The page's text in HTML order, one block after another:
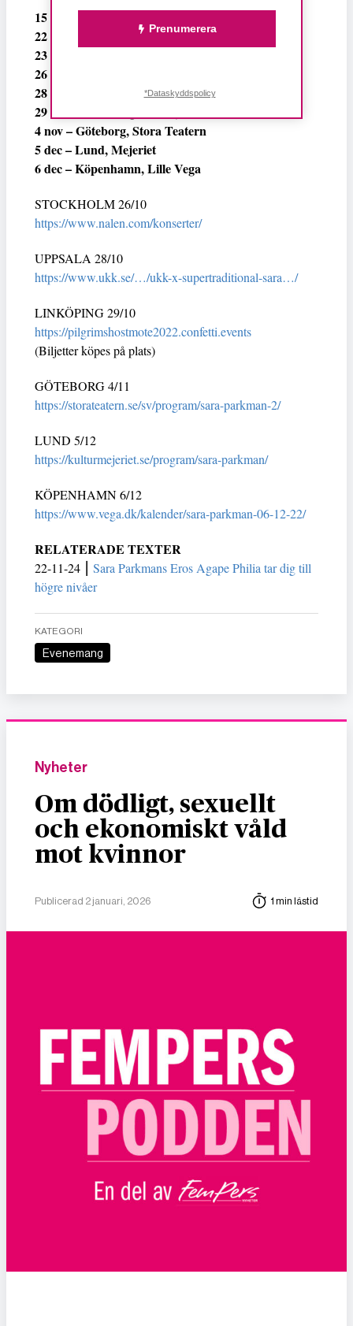
15 okt – Malmö, Malmö Live
22 okt – Ljusdal, Röda Kvarn
23 okt – Svanö, Folkets Hus
26 okt – Stockholm, Nalen
28 okt – Uppsala, UKK
29 okt – Linköping, Domkyrkan (solo)
4 nov – Göteborg, Stora Teatern
5 dec – Lund, Mejeriet
6 dec – Köpenhamn, Lille Vega
STOCKHOLM 26/10
https://www.nalen.com/konserter/
UPPSALA 28/10
https://www.ukk.se/…/ukk-x-supertraditional-sara…/
LINKÖPING 29/10
https://pilgrimshostmote2022.confetti.events
(Biljetter köpes på plats)
GÖTEBORG 4/11
https://storateatern.se/sv/program/sara-parkman-2/
LUND 5/12
https://kulturmejeriet.se/program/sara-parkman/
KÖPENHAMN 6/12
https://www.vega.dk/kalender/sara-parkman-06-12-22/
RELATERADE TEXTER
22-11-24 ⎮ Sara Parkmans Eros Agape Philia tar dig till
högre nivåer
KATEGORI
Evenemang
Nyheter
Om dödligt, sexuellt
och ekonomiskt våld
mot kvinnor
Publicerad 2 januari, 2026 1 min lästid
Prenumerera
*Dataskyddspolicy